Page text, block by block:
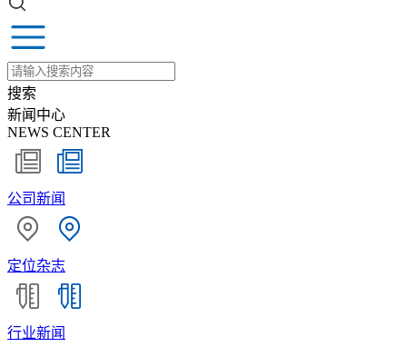
搜索
新闻中心
NEWS CENTER
公司新闻
定位杂志
行业新闻